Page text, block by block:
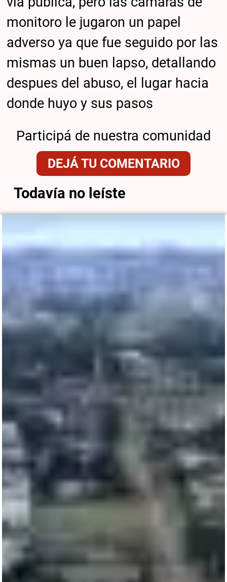
monitoro le jugaron un papel
adverso ya que fue seguido por las
mismas un buen lapso, detallando
despues del abuso, el lugar hacia
donde huyo y sus pasos
Participá de nuestra comunidad
DEJÁ TU COMENTARIO
Todavía no leíste